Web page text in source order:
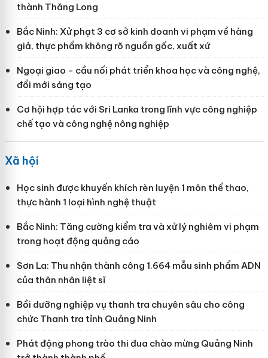
thành Thăng Long
Bắc Ninh: Xử phạt 3 cơ sở kinh doanh vi phạm về hàng
giả, thực phẩm không rõ nguồn gốc, xuất xứ
Ngoại giao - cầu nối phát triển khoa học và công nghệ,
đổi mới sáng tạo
Cơ hội hợp tác với Sri Lanka trong lĩnh vực công nghiệp
chế tạo và công nghệ nông nghiệp
Xã hội
Học sinh được khuyến khích rèn luyện 1 môn thể thao,
thực hành 1 loại hình nghệ thuật
Bắc Ninh: Tăng cường kiểm tra và xử lý nghiêm vi phạm
trong hoạt động quảng cáo
Sơn La: Thu nhận thành công 1.664 mẫu sinh phẩm ADN
của thân nhân liệt sĩ
Bồi dưỡng nghiệp vụ thanh tra chuyên sâu cho công
chức Thanh tra tỉnh Quảng Ninh
Phát động phong trào thi đua chào mừng Quảng Ninh